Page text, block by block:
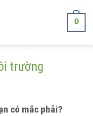
0
trường
có mắc phải?